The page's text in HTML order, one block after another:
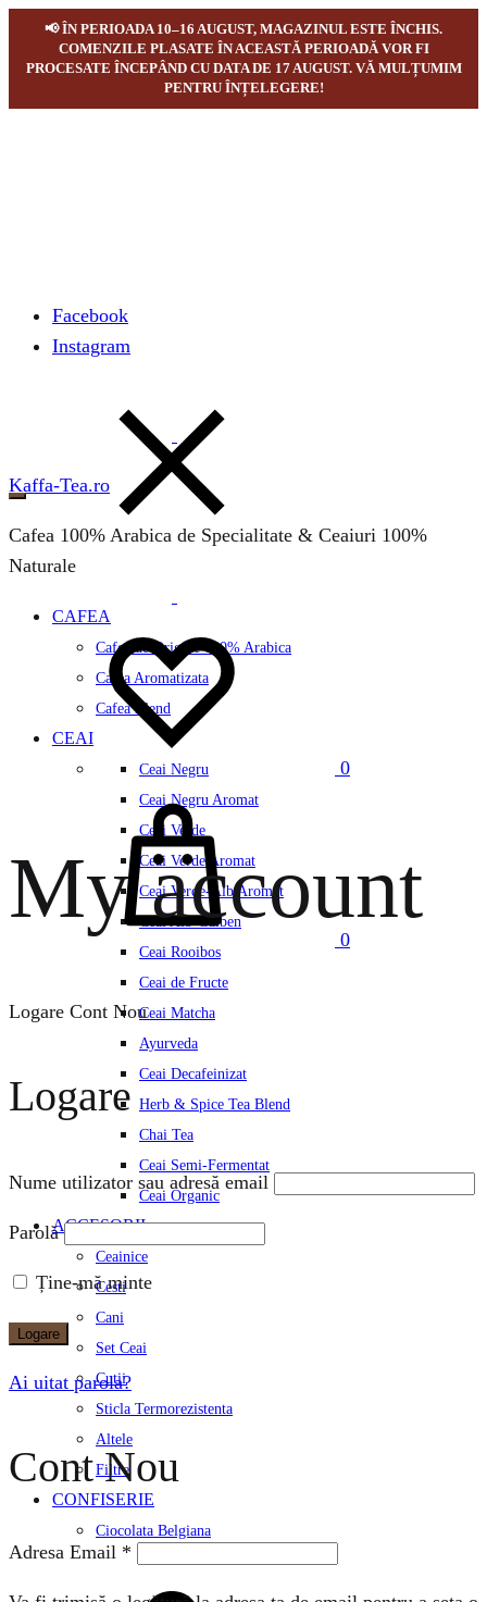
📢 ÎN PERIOADA 10–16 AUGUST, MAGAZINUL ESTE ÎNCHIS.
COMENZILE PLASATE ÎN ACEASTĂ PERIOADĂ VOR FI
PROCESATE ÎNCEPÂND CU DATA DE 17 AUGUST. VĂ MULȚUMIM
PENTRU ÎNȚELEGERE!
Facebook
Instagram
Kaffa-Tea.ro
Cafea 100% Arabica de Specialitate & Ceaiuri 100%
Naturale
CAFEA
Cafea de Origine 100% Arabica
Cafea Aromatizata
Cafea Blend
CEAI
Ceai Negru
Ceai Negru Aromat
Ceai Verde
Ceai Verde Aromat
Ceai Verde-Alb Aromat
Ceai Alb-Galben
Ceai Rooibos
Ceai de Fructe
Ceai Matcha
Ayurveda
Ceai Decafeinizat
Herb & Spice Tea Blend
Chai Tea
Ceai Semi-Fermentat
Ceai Organic
ACCESORII
Ceainice
Cesti
Cani
Set Ceai
Cutii
Sticla Termorezistenta
Altele
Filtre
CONFISERIE
Ciocolata Belgiana
0
0
My account
Logare Cont Nou
Logare
Nume utilizator sau adresă email
Parolă
Ține-mă minte
Logare
Ai uitat parola?
Cont Nou
Adresa Email *